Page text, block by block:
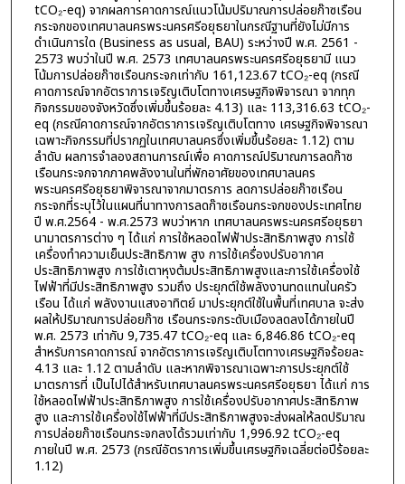
tCO₂-eq) จากผลการคาดการณ์แนวโน้มปริมาณการปล่อยก๊าซเรือน
กระจกของเทศบาลนครพระนครศรีอยุธยาในกรณีฐานที่ยังไม่มีการ
ดำเนินการใด (Business as usual, BAU) ระหว่างปี พ.ศ. 2561 -
2573 พบว่าในปี พ.ศ. 2573 เทศบาลนครพระนครศรีอยุธยามี แนว
โน้มการปล่อยก๊าซเรือนกระจกเท่ากับ 161,123.67 tCO₂-eq (กรณี
คาดการณ์จากอัตราการเจริญเติบโตทางเศรษฐกิจพิจารณา จากทุก
กิจกรรมของจังหวัดซึ่งเพิ่มขึ้นร้อยละ 4.13) และ 113,316.63 tCO₂-
eq (กรณีคาดการณ์จากอัตราการเจริญเติบโตทาง เศรษฐกิจพิจารณา
เฉพาะกิจกรรมที่ปรากฏในเทศบาลนครซึ่งเพิ่มขึ้นร้อยละ 1.12) ตาม
ลำดับ ผลการจำลองสถานการณ์เพื่อ คาดการณ์ปริมาณการลดก๊าซ
เรือนกระจกจากภาคพลังงานในที่พักอาศัยของเทศบาลนคร
พระนครศรีอยุธยาพิจารณาจากมาตรการ ลดการปล่อยก๊าซเรือน
กระจกที่ระบุไว้ในแผนที่นาทางการลดก๊าซเรือนกระจกของประเทศไทย
ปี พ.ศ.2564 - พ.ศ.2573 พบว่าหาก เทศบาลนครพระนครศรีอยุธยา
นามาตรการต่าง ๆ ได้แก่ การใช้หลอดไฟฟ้าประสิทธิภาพสูง การใช้
เครื่องทำความเย็นประสิทธิภาพ สูง การใช้เครื่องปรับอากาศ
ประสิทธิภาพสูง การใช้เตาหุงต้มประสิทธิภาพสูงและการใช้เครื่องใช้
ไฟฟ้าที่มีประสิทธิภาพสูง รวมถึง ประยุกต์ใช้พลังงานทดแทนในครัว
เรือน ได้แก่ พลังงานแสงอาทิตย์ มาประยุกต์ใช้ในพื้นที่เทศบาล จะส่ง
ผลให้ปริมาณการปล่อยก๊าซ เรือนกระจกระดับเมืองลดลงได้ภายในปี
พ.ศ. 2573 เท่ากับ 9,735.47 tCO₂-eq และ 6,846.86 tCO₂-eq
สำหรับการคาดการณ์ จากอัตราการเจริญเติบโตทางเศรษฐกิจร้อยละ
4.13 และ 1.12 ตามลำดับ และหากพิจารณาเฉพาะการประยุกต์ใช้
มาตรการที่ เป็นไปได้สำหรับเทศบาลนครพระนครศรีอยุธยา ได้แก่ การ
ใช้หลอดไฟฟ้าประสิทธิภาพสูง การใช้เครื่องปรับอากาศประสิทธิภาพ
สูง และการใช้เครื่องใช้ไฟฟ้าที่มีประสิทธิภาพสูงจะส่งผลให้ลดปริมาณ
การปล่อยก๊าซเรือนกระจกลงได้รวมเท่ากับ 1,996.92 tCO₂-eq
ภายในปี พ.ศ. 2573 (กรณีอัตราการเพิ่มขึ้นเศรษฐกิจเฉลี่ยต่อปีร้อยละ
1.12)